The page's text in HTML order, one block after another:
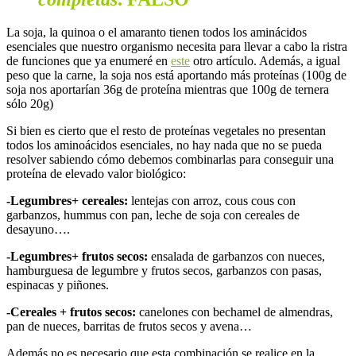
La soja, la quinoa o el amaranto tienen todos los aminácidos
esenciales que nuestro organismo necesita para llevar a cabo la ristra
de funciones que ya enumeré en este otro artículo. Además, a igual
peso que la carne, la soja nos está aportando más proteínas (100g de
soja nos aportarían 36g de proteína mientras que 100g de ternera
sólo 20g)
Si bien es cierto que el resto de proteínas vegetales no presentan
todos los aminoácidos esenciales, no hay nada que no se pueda
resolver sabiendo cómo debemos combinarlas para conseguir una
proteína de elevado valor biológico:
-Legumbres+ cereales: lentejas con arroz, cous cous con
garbanzos, hummus con pan, leche de soja con cereales de
desayuno….
-Legumbres+ frutos secos: ensalada de garbanzos con nueces,
hamburguesa de legumbre y frutos secos, garbanzos con pasas,
espinacas y piñones.
-Cereales + frutos secos: canelones con bechamel de almendras,
pan de nueces, barritas de frutos secos y avena…